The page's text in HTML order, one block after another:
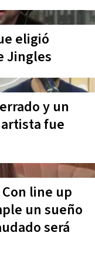
eligió
Jingles
y un
fue
line up
un sueño
será